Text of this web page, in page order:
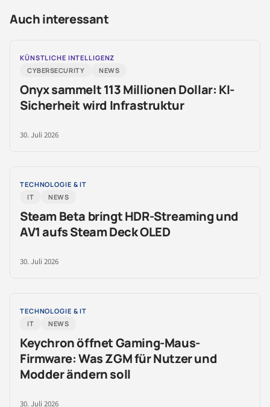
Auch interessant
KÜNSTLICHE INTELLIGENZ
CYBERSECURITY
NEWS
Onyx sammelt 113 Millionen Dollar: KI-
Sicherheit wird Infrastruktur
30. Juli 2026
TECHNOLOGIE & IT
IT
NEWS
Steam Beta bringt HDR-Streaming und
AV1 aufs Steam Deck OLED
30. Juli 2026
TECHNOLOGIE & IT
IT
NEWS
Keychron öffnet Gaming-Maus-
Firmware: Was ZGM für Nutzer und
Modder ändern soll
30. Juli 2026